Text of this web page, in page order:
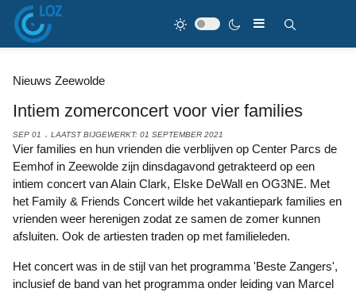
Nieuws Zeewolde
Intiem zomerconcert voor vier families
SEP 01 LAATST BIJGEWERKT: 01 SEPTEMBER 2021
Vier families en hun vrienden die verblijven op Center Parcs de
Eemhof in Zeewolde zijn dinsdagavond getrakteerd op een
intiem concert van Alain Clark, Elske DeWall en OG3NE. Met
het Family & Friends Concert wilde het vakantiepark families en
vrienden weer herenigen zodat ze samen de zomer kunnen
afsluiten. Ook de artiesten traden op met familieleden.
Het concert was in de stijl van het programma 'Beste Zangers',
inclusief de band van het programma onder leiding van Marcel